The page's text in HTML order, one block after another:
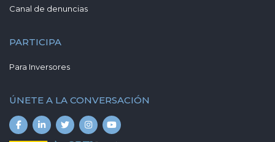
Canal de denuncias
PARTICIPA
Para Inversores
ÚNETE A LA CONVERSACIÓN